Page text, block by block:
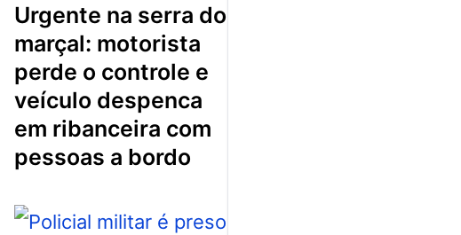
urgente na serra do
marçal: motorista
perde o controle e
veículo despenca
em ribanceira com
pessoas a bordo